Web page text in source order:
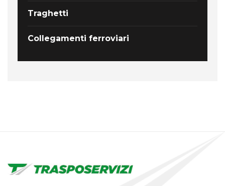
Traghetti
Collegamenti ferroviari